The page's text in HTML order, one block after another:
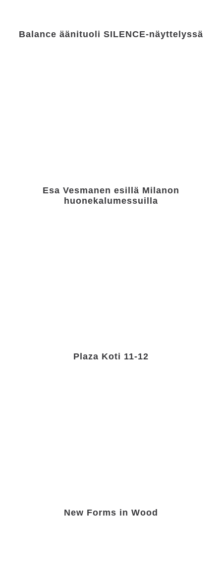
Balance äänituoli SILENCE-näyttelyssä
Esa Vesmanen esillä Milanon
huonekalumessuilla
Plaza Koti 11-12
New Forms in Wood